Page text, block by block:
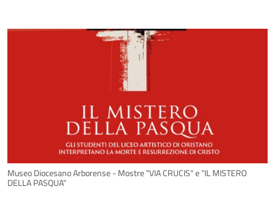
Museo Diocesano Arborense - Mostre "VIA CRUCIS" e "IL MISTERO
DELLA PASQUA"